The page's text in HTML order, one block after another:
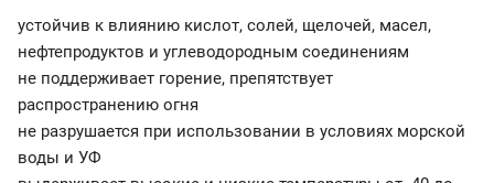
устойчив к влиянию кислот, солей, щелочей, масел,
нефтепродуктов и углеводородным соединениям
не поддерживает горение, препятствует
распространению огня
не разрушается при использовании в условиях морской
воды и УФ